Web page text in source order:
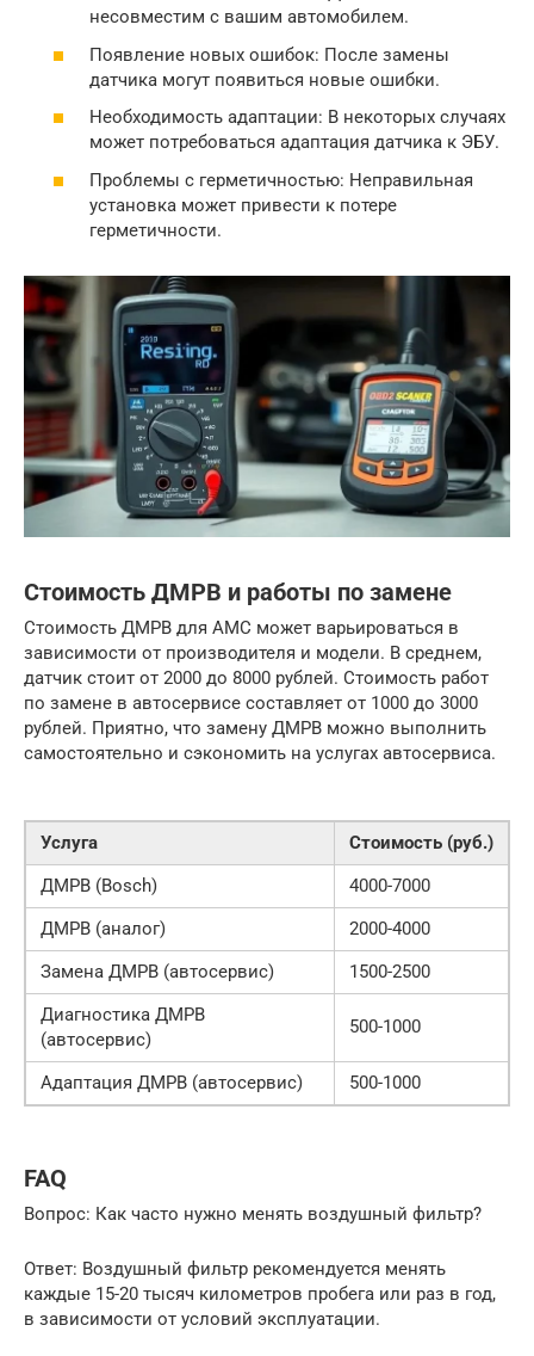
несовместим с вашим автомобилем.
Появление новых ошибок: После замены
датчика могут появиться новые ошибки.
Необходимость адаптации: В некоторых случаях
может потребоваться адаптация датчика к ЭБУ.
Проблемы с герметичностью: Неправильная
установка может привести к потере
герметичности.
Стоимость ДМРВ и работы по замене
Стоимость ДМРВ для AMC может варьироваться в
зависимости от производителя и модели. В среднем,
датчик стоит от 2000 до 8000 рублей. Стоимость работ
по замене в автосервисе составляет от 1000 до 3000
рублей. Приятно, что замену ДМРВ можно выполнить
самостоятельно и сэкономить на услугах автосервиса.
Услуга
Стоимость (руб.)
ДМРВ (Bosch)
4000-7000
ДМРВ (аналог)
2000-4000
Замена ДМРВ (автосервис)
1500-2500
Диагностика ДМРВ
(автосервис)
500-1000
Адаптация ДМРВ (автосервис) 500-1000
FAQ
Вопрос: Как часто нужно менять воздушный фильтр?
Ответ: Воздушный фильтр рекомендуется менять
каждые 15-20 тысяч километров пробега или раз в год,
в зависимости от условий эксплуатации.